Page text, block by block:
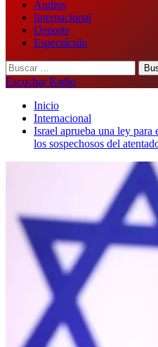
Audios
Internacional
Deporte
Espectáculo
Buscar:
Escuchar Radio
Inicio
Internacional
Israel aprueba una ley para
los sospechosos del